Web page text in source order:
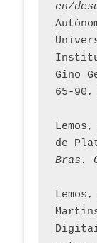
en/
Gino
65-90,
de
Bras.